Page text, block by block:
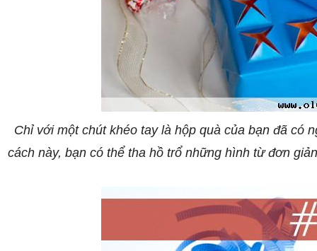
Chỉ với một chút khéo tay là hộp quà của bạn đã có
cách này, bạn có thể tha hồ trổ những hình từ đơn